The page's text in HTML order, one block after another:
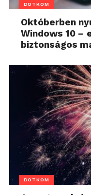
DOTKOM
Októberben
Windows 10 –
biztonságos
DOTKOM